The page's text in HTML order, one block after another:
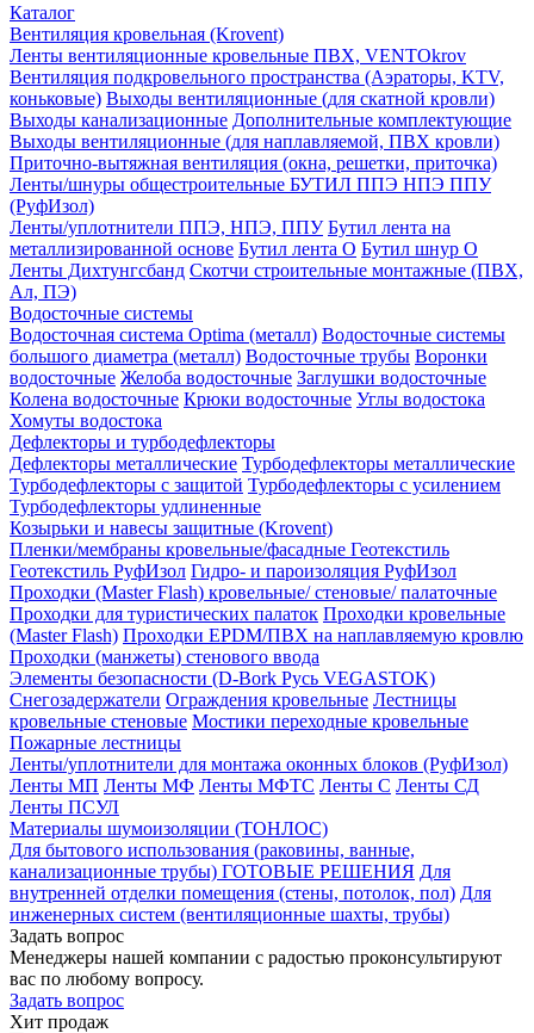
Каталог
Вентиляция кровельная (Krovent)
Ленты вентиляционные кровельные ПВХ, VENTOkrov
Вентиляция подкровельного пространства (Аэраторы, KTV,
коньковые) Выходы вентиляционные (для скатной кровли)
Выходы канализационные Дополнительные комплектующие
Выходы вентиляционные (для наплавляемой, ПВХ кровли)
Приточно-вытяжная вентиляция (окна, решетки, приточка)
Ленты/шнуры общестроительные БУТИЛ ППЭ НПЭ ППУ
(РуфИзол)
Ленты/уплотнители ППЭ, НПЭ, ППУ Бутил лента на
металлизированной основе Бутил лента О Бутил шнур О
Ленты Дихтунгсбанд Скотчи строительные монтажные (ПВХ,
Ал, ПЭ)
Водосточные системы
Водосточная система Optima (металл) Водосточные системы
большого диаметра (металл) Водосточные трубы Воронки
водосточные Желоба водосточные Заглушки водосточные
Колена водосточные Крюки водосточные Углы водостока
Хомуты водостока
Дефлекторы и турбодефлекторы
Дефлекторы металлические Турбодефлекторы металлические
Турбодефлекторы с защитой Турбодефлекторы с усилением
Турбодефлекторы удлиненные
Козырьки и навесы защитные (Krovent)
Пленки/мембраны кровельные/фасадные Геотекстиль
Геотекстиль РуфИзол Гидро- и пароизоляция РуфИзол
Проходки (Master Flash) кровельные/ стеновые/ палаточные
Проходки для туристических палаток Проходки кровельные
(Master Flash) Проходки EPDM/ПВХ на наплавляемую кровлю
Проходки (манжеты) стенового ввода
Элементы безопасности (D-Bork Русь VEGASTOK)
Снегозадержатели Ограждения кровельные Лестницы
кровельные стеновые Мостики переходные кровельные
Пожарные лестницы
Ленты/уплотнители для монтажа оконных блоков (РуфИзол)
Ленты МП Ленты МФ Ленты МФТС Ленты С Ленты СД
Ленты ПСУЛ
Материалы шумоизоляции (TОНЛОС)
Для бытового использования (раковины, ванные,
канализационные трубы) ГОТОВЫЕ РЕШЕНИЯ Для
внутренней отделки помещения (стены, потолок, пол) Для
инженерных систем (вентиляционные шахты, трубы)
Задать вопрос
Менеджеры нашей компании с радостью проконсультируют
вас по любому вопросу.
Задать вопрос
Хит продаж